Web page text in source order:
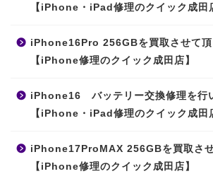
【iPhone・iPad修理のクイック成田
iPhone16Pro 256GBを買取させて
【iPhone修理のクイック成田店】
iPhone16 バッテリー交換修理を行
【iPhone・iPad修理のクイック成田
iPhone17ProMAX 256GBを買取さ
【iPhone修理のクイック成田店】